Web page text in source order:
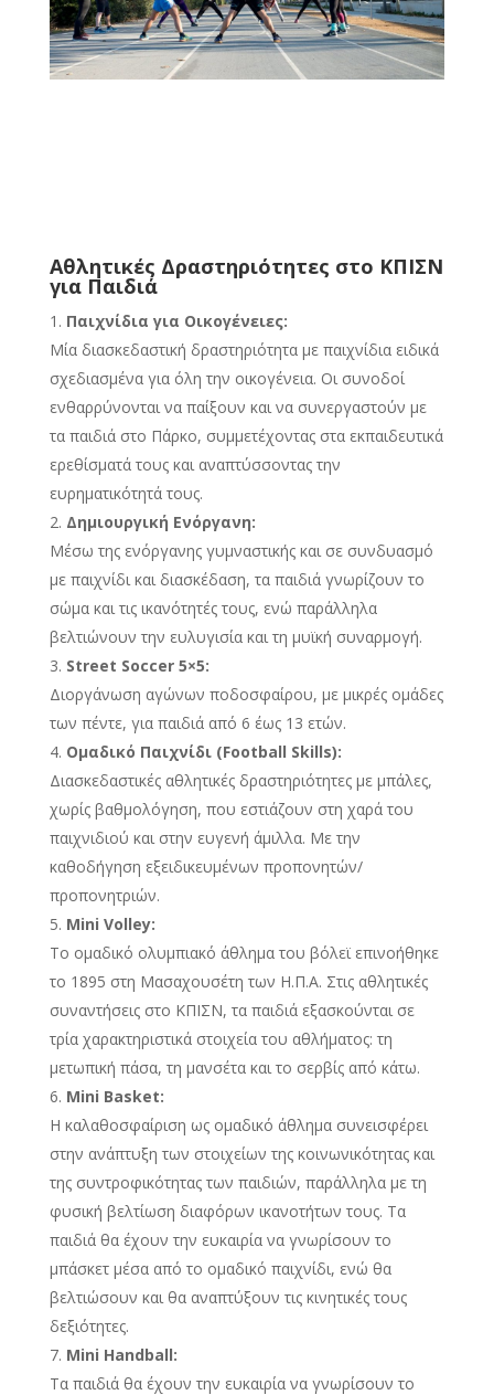
Αθλητικές Δραστηριότητες στο ΚΠΙΣΝ
για Παιδιά
Παιχνίδια για Οικογένειες:
Μία διασκεδαστική δραστηριότητα με παιχνίδια ειδικά
σχεδιασμένα για όλη την οικογένεια. Οι συνοδοί
ενθαρρύνονται να παίξουν και να συνεργαστούν με
τα παιδιά στο Πάρκο, συμμετέχοντας στα εκπαιδευτικά
ερεθίσματά τους και αναπτύσσοντας την
ευρηματικότητά τους.
Δημιουργική Ενόργανη:
Μέσω της ενόργανης γυμναστικής και σε συνδυασμό
με παιχνίδι και διασκέδαση, τα παιδιά γνωρίζουν το
σώμα και τις ικανότητές τους, ενώ παράλληλα
βελτιώνουν την ευλυγισία και τη μυϊκή συναρμογή.
Street Soccer 5×5:
Διοργάνωση αγώνων ποδοσφαίρου, με μικρές ομάδες
των πέντε, για παιδιά από 6 έως 13 ετών.
Ομαδικό Παιχνίδι (Football Skills):
Διασκεδαστικές αθλητικές δραστηριότητες με μπάλες,
χωρίς βαθμολόγηση, που εστιάζουν στη χαρά του
παιχνιδιού και στην ευγενή άμιλλα. Με την
καθοδήγηση εξειδικευμένων προπονητών/
προπονητριών.
Mini Volley:
Το ομαδικό ολυμπιακό άθλημα του βόλεϊ επινοήθηκε
το 1895 στη Μασαχουσέτη των Η.Π.Α. Στις αθλητικές
συναντήσεις στο ΚΠΙΣΝ, τα παιδιά εξασκούνται σε
τρία χαρακτηριστικά στοιχεία του αθλήματος: τη
μετωπική πάσα, τη μανσέτα και το σερβίς από κάτω.
Mini Basket:
Η καλαθοσφαίριση ως ομαδικό άθλημα συνεισφέρει
στην ανάπτυξη των στοιχείων της κοινωνικότητας και
της συντροφικότητας των παιδιών, παράλληλα με τη
φυσική βελτίωση διαφόρων ικανοτήτων τους. Τα
παιδιά θα έχουν την ευκαιρία να γνωρίσουν το
μπάσκετ μέσα από το ομαδικό παιχνίδι, ενώ θα
βελτιώσουν και θα αναπτύξουν τις κινητικές τους
δεξιότητες.
Mini Handball:
Τα παιδιά θα έχουν την ευκαιρία να γνωρίσουν το